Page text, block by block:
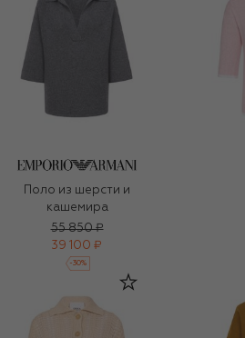
Поло из шерсти и
кашемира
55 850 ₽
39 100 ₽
-30%